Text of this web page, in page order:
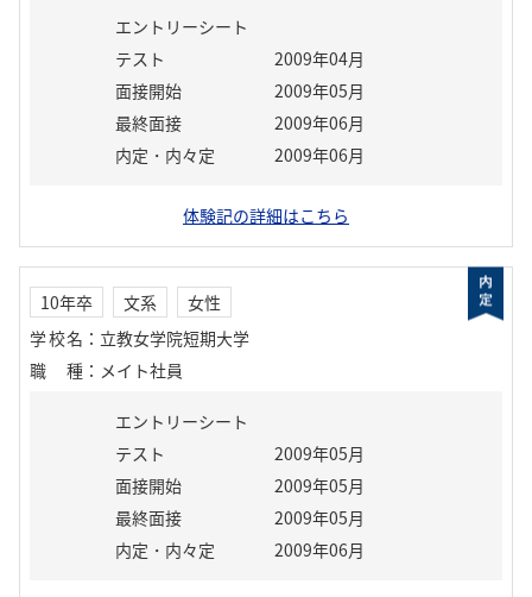
エントリーシート
テスト
2009年04月
面接開始
2009年05月
最終面接
2009年06月
内定・内々定
2009年06月
体験記の詳細はこちら
10年卒 文系
女性
学校名 ： 立教女学院短期大学
職種 ： メイト社員
エントリーシート
テスト
2009年05月
面接開始
2009年05月
最終面接
2009年05月
内定・内々定
2009年06月